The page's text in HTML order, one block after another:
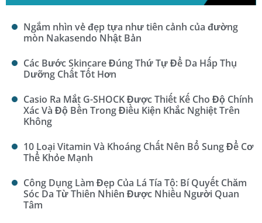
Ngắm nhìn vẻ đẹp tựa như tiên cảnh của đường
mòn Nakasendo Nhật Bản
Các Bước Skincare Đúng Thứ Tự Để Da Hấp Thụ
Dưỡng Chất Tốt Hơn
Casio Ra Mắt G-SHOCK Được Thiết Kế Cho Độ Chính
Xác Và Độ Bền Trong Điều Kiện Khắc Nghiệt Trên
Không
10 Loại Vitamin Và Khoáng Chất Nên Bổ Sung Để Cơ
Thể Khỏe Mạnh
Công Dụng Làm Đẹp Của Lá Tía Tô: Bí Quyết Chăm
Sóc Da Từ Thiên Nhiên Được Nhiều Người Quan
Tâm